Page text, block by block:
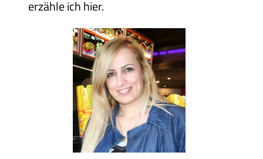
erzähle ich hier.